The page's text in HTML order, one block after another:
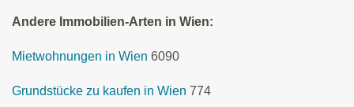
Andere Immobilien-Arten in Wien:
Mietwohnungen in Wien 6090
Grundstücke zu kaufen in Wien 774